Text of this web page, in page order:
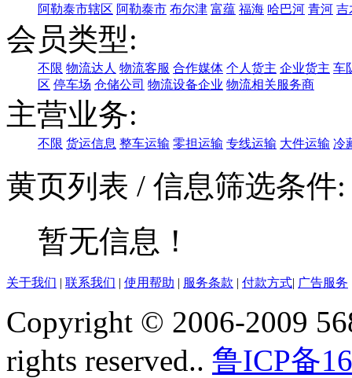
阿勒泰市辖区 阿勒泰市 布尔津 富蕴 福海 哈巴河 青河 吉
会员类型:
不限 物流达人 物流客服 合作媒体 个人货主 企业货主 车
区 停车场 仓储公司 物流设备企业 物流相关服务商
主营业务:
不限 货运信息 整车运输 零担运输 专线运输 大件运输 冷
黄页列表 / 信息筛选条件
暂无信息！
关于我们 | 联系我们 | 使用帮助 | 服务条款 | 付款方式| 广告服务
Copyright © 2006-2009
rights reserved.. 鲁ICP备